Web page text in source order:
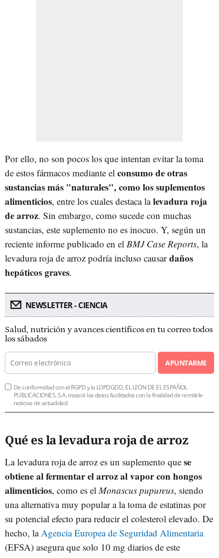
Por ello, no son pocos los que intentan evitar la toma
de estos fármacos mediante el consumo de otras
sustancias más "naturales", como los suplementos
alimenticios, entre los cuales destaca lalevadura roja
de arroz. Sin embargo, como sucede con muchas
sustancias, este suplemento no es inocuo. Y, según un
reciente informe publicado en el BMJ Case Reports, la
levadura roja de arroz podría incluso causardaños
hepáticos graves.
NEWSLETTER - CIENCIA
Salud, nutrición y avances científicos en tu correo todos
los sábados
APUNTARME
De conformidad con el RGPD y la LOPDGDD, EL LEÓN DE EL ESPAÑOL
PUBLICACIONES, S.A. tratará los datos facilitados con la finalidad de remitirle
noticias de actualidad.
Qué es la levadura roja de arroz
La levadura roja de arroz es un suplemento que se
obtiene al fermentar el arroz al vapor con hongos
alimenticios, como es elMonascus pupureus, siendo
una alternativa muy popular a la toma de estatinas por
su potencial efecto para reducir el colesterol elevado. De
hecho, laAgencia Europea de Seguridad Alimentaria
(EFSA) asegura que solo 10 mg diarios de este